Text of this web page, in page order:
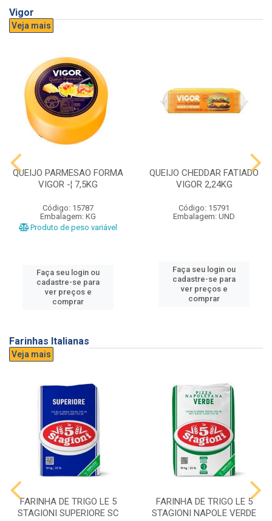
Vigor
Veja mais
QUEIJO PARMESAO FORMA
VIGOR -¦ 7,5KG
Código: 15787
Embalagem: KG
Produto de peso variável
Faça seu login ou
cadastre-se para
ver preços e
comprar
QUEIJO CHEDDAR FATIADO
VIGOR 2,24KG
Código: 15791
Embalagem: UND
Faça seu login ou
cadastre-se para
ver preços e
comprar
Farinhas Italianas
Veja mais
FARINHA DE TRIGO LE 5
STAGIONI SUPERIORE SC
FARINHA DE TRIGO LE 5
STAGIONI NAPOLE VERDE